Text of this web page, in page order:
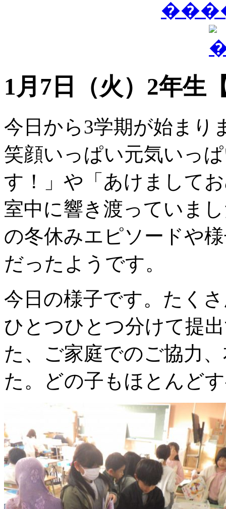
1月7日（火）2年生
今日から3学期が始まり
笑顔いっぱい元気いっ
す！」や「あけまして
室中に響き渡っていま
の冬休みエピソードや
だったようです。
今日の様子です。たく
ひとつひとつ分けて提
た、ご家庭でのご協力
た。どの子もほとんど